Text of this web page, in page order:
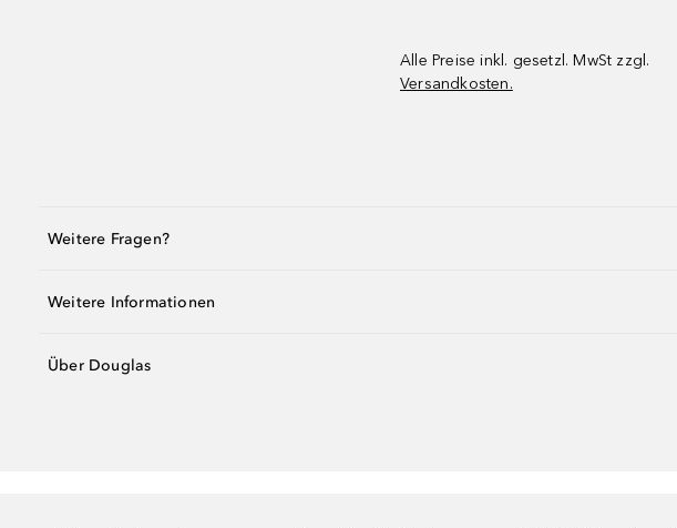
Alle Preise inkl. gesetzl. MwSt zzgl.
Versandkosten.
Weitere Fragen?
Weitere Informationen
Über Douglas